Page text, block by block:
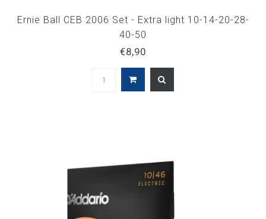
Ernie Ball CEB 2006 Set - Extra light 10-14-20-28-
40-50
€8,90